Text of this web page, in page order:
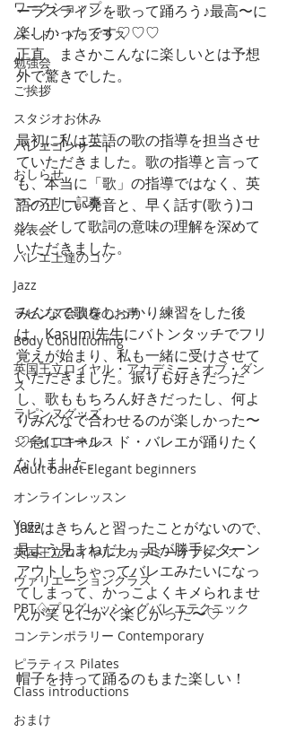
ワークショップ
パ・ド・ドゥクラス
勉強会
ご挨拶
スタジオお休み
バレエコンサート
おしらせ
マンスリー記事
発表会
バレエ上達のコツ
Jazz
ラピンヌ会員様のお声
Body Conditioning
英国王立ロイヤル・アカデミー・オブ・ダン
ス
ラピンヌグッズ
ジャイロキネシス
Adult ballet Elegant beginners
オンラインレッスン
Yoga
英国王立ロイヤルアカデミーオブダンス
ヴァリエーションクラス
PBT♢プログレッシングバレエテクニック
コンテンポラリー Contemporary
ピラティス Pilates
Class introductions
おまけ
ーラスラインを歌って踊ろう♪最高〜に
楽しかったです♡♡♡
正直、まさかこんなに楽しいとは予想
外で驚きでした。
最初に私は英語の歌の指導を担当させ
ていただきました。歌の指導と言って
も、本当に「歌」の指導ではなく、英
語の正しい発音と、早く話す(歌う)コ
ツ、そして歌詞の意味の理解を深めて
いただきました。
みんなで歌をしっかり練習をした後
は、Kasumi先生にバトンタッチでフリ
覚えが始まり、私も一緒に受けさせて
いただきました。振りも好きだった
し、歌ももちろん好きだったし、何よ
りみんなで合わせるのが楽しかった〜
♡急にコール・ド・バレエが踊りたく
なりました。
Jazzはきちんと習ったことがないので、
見よう見まねだし、足が勝手にターン
アウトしちゃってバレエみたいになっ
てしまって、かっこよくキメられませ
んが笑 とにかく楽しかった〜♡
帽子を持って踊るのもまた楽しい！